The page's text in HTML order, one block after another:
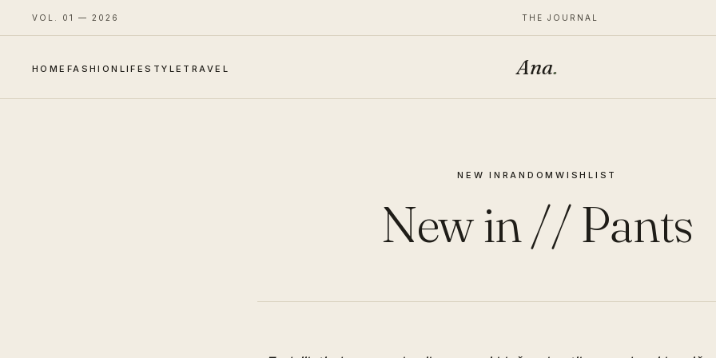
VOL. 01 — 2026 THE JOURNAL
HOME FASHION LIFESTYLE TRAVEL Ana.
NEW IN RANDOM WISHLIST
New in // Pants